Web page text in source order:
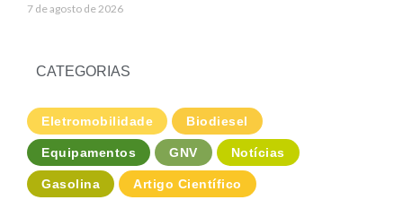
7 de agosto de 2026
CATEGORIAS
Eletromobilidade Biodiesel
Equipamentos GNV Notícias
Gasolina Artigo Científico